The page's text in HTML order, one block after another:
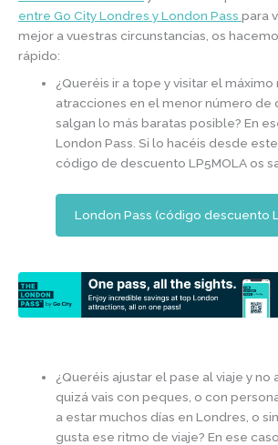
entre Go City Londres y London Pass para
mejor a vuestras circunstancias, os
rápido:
¿Queréis ir a tope y visitar el
atracciones en el menor número de
salgan lo más baratas posible? En
London Pass. Si lo hacéis desde
código de descuento LP5MOLA os
London Pass (código descuento
¿Queréis ajustar el pase al viaje y no
quizá vais con peques, o con
a estar muchos días en Londres, o
gusta ese ritmo de viaje? En ese